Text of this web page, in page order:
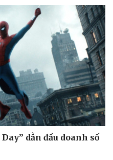
dẫn đầu doanh số